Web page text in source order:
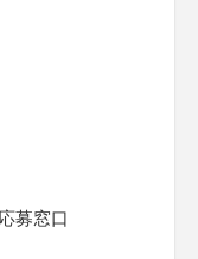
募窓口